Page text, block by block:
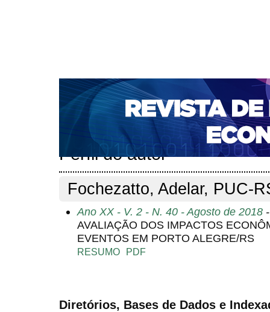
CAPA SOBRE ACESSO CADASTRO
NOTÍCIAS
PORTAL DE REVISTAS DA UNIFACS
BASES DE DADOS E INDEXADORES
Capa Pesquisa >Perfil do autor
Perfil do autor
Fochezatto, Adelar, PUC-
Ano XX - V. 2 - N. 40 - Agosto de 2018
AVALIAÇÃO DOS IMPACTOS
EVENTOS EM PORTO ALEGRE/RS
RESUMO PDF
Diretórios, Bases de Dados e